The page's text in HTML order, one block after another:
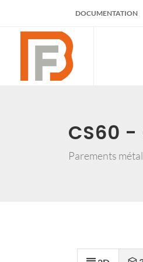
DOCUMENTATION
CS60 -
Parements